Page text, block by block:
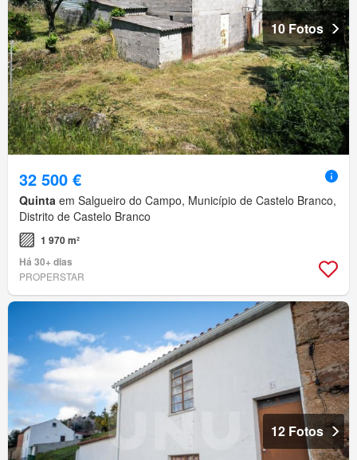
10 Fotos
32 500 €
Quinta em Salgueiro do Campo, Município de Castelo Branco,
Distrito de Castelo Branco
1 970 m²
Há 30+ dias
PROPERSTAR
12 Fotos